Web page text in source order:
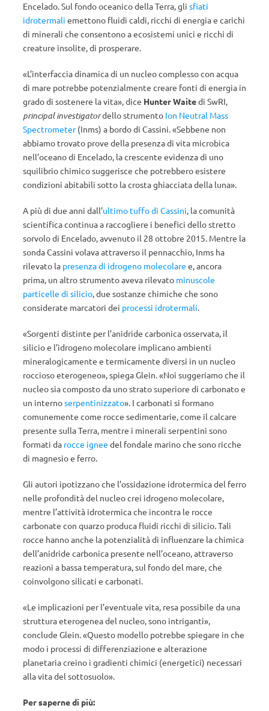
Encelado. Sul fondo oceanico della Terra, gli sfiati
idrotermali emettono fluidi caldi, ricchi di energia e carichi
di minerali che consentono a ecosistemi unici e ricchi di
creature insolite, di prosperare.
«L’interfaccia dinamica di un nucleo complesso con acqua
di mare potrebbe potenzialmente creare fonti di energia in
grado di sostenere la vita», dice Hunter Waitedi SwRI,
principal investigatordello strumento Ion Neutral Mass
Spectrometer(Inms) a bordo di Cassini. «Sebbene non
abbiamo trovato prove della presenza di vita microbica
nell’oceano di Encelado, la crescente evidenza di uno
squilibrio chimico suggerisce che potrebbero esistere
condizioni abitabili sotto la crosta ghiacciata della luna».
A più di due anni dall’ultimo tuffo di Cassini, la comunità
scientifica continua a raccogliere i benefici dello stretto
sorvolo di Encelado, avvenuto il 28 ottobre 2015. Mentre la
sonda Cassini volava attraverso il pennacchio, Inms ha
rilevato la presenza di idrogeno molecolare e, ancora
prima, un altro strumento aveva rilevato minuscole
particelle di silicio, due sostanze chimiche che sono
considerate marcatori dei processi idrotermali.
«Sorgenti distinte per l’anidride carbonica osservata, il
silicio e l’idrogeno molecolare implicano ambienti
mineralogicamente e termicamente diversi in un nucleo
roccioso eterogeneo», spiega Glein. «Noi suggeriamo che il
nucleo sia composto da uno strato superiore di carbonato e
un internoserpentinizzato». I carbonati si formano
comunemente come rocce sedimentarie, come il calcare
presente sulla Terra, mentre i minerali serpentini sono
formati da rocce ignee del fondale marino che sono ricche
di magnesio e ferro.
Gli autori ipotizzano che l’ossidazione idrotermica del ferro
nelle profondità del nucleo crei idrogeno molecolare,
mentre l’attività idrotermica che incontra le rocce
carbonate con quarzo produca fluidi ricchi di silicio. Tali
rocce hanno anche la potenzialità di influenzare la chimica
dell’anidride carbonica presente nell’oceano, attraverso
reazioni a bassa temperatura, sul fondo del mare, che
coinvolgono silicati e carbonati.
«Le implicazioni per l’eventuale vita, resa possibile da una
struttura eterogenea del nucleo, sono intriganti»,
conclude Glein. «Questo modello potrebbe spiegare in che
modo i processi di differenziazione e alterazione
planetaria creino i gradienti chimici (energetici) necessari
alla vita del sottosuolo».
Per saperne di più: